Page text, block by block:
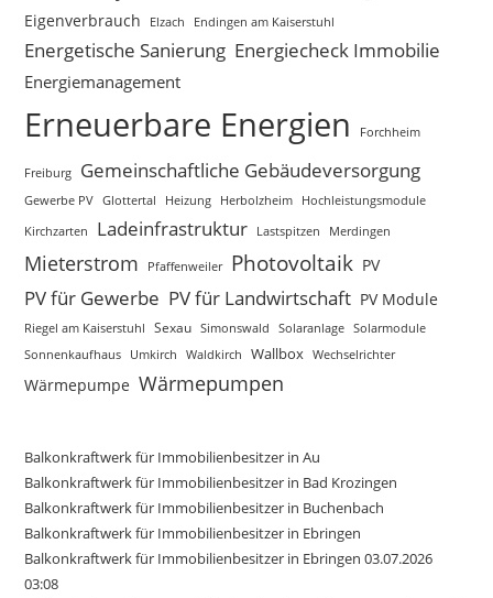
Eigenverbrauch Elzach Endingen am Kaiserstuhl
Energetische Sanierung Energiecheck Immobilie
Energiemanagement
Erneuerbare Energien Forchheim
Freiburg Gemeinschaftliche Gebäudeversorgung
Gewerbe PV Glottertal Heizung Herbolzheim Hochleistungsmodule
Kirchzarten
Ladeinfrastruktur Lastspitzen Merdingen
Mieterstrom Pfaffenweiler Photovoltaik PV
PV für Gewerbe PV für Landwirtschaft PV Module
Riegel am Kaiserstuhl Sexau Simonswald Solaranlage Solarmodule
Sonnenkaufhaus
Umkirch Waldkirch Wallbox Wechselrichter
Wärmepumpe Wärmepumpen
Balkonkraftwerk für Immobilienbesitzer in Au
Balkonkraftwerk für Immobilienbesitzer in Bad Krozingen
Balkonkraftwerk für Immobilienbesitzer in Buchenbach
Balkonkraftwerk für Immobilienbesitzer in Ebringen
Balkonkraftwerk für Immobilienbesitzer in Ebringen 03.07.2026
03:08